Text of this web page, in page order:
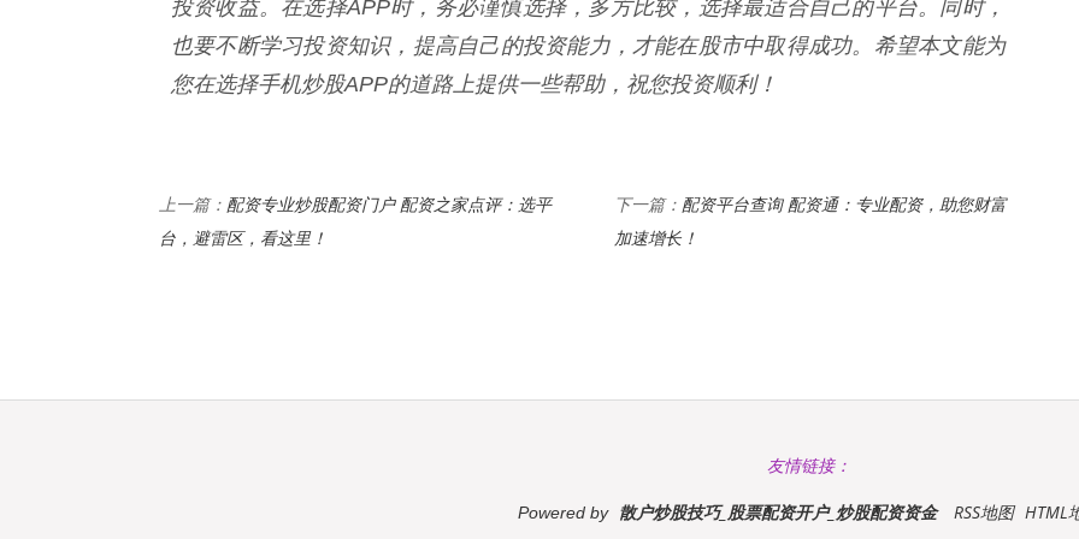
投资收益。在选择APP时，务必谨慎选择，多方比较，选择最适合自己的平台。同时，
也要不断学习投资知识，提高自己的投资能力，才能在股市中取得成功。希望本文能为
您在选择手机炒股APP的道路上提供一些帮助，祝您投资顺利！
上一篇： 配资专业炒股配资门户 配资之家点评：选平
台，避雷区，看这里！
下一篇： 配资平台查询 配资通：专业配资，助您财富
加速增长！
友情链接：
Powered by 散户炒股技巧_股票配资开户_炒股配资资金 RSS地图 HTML